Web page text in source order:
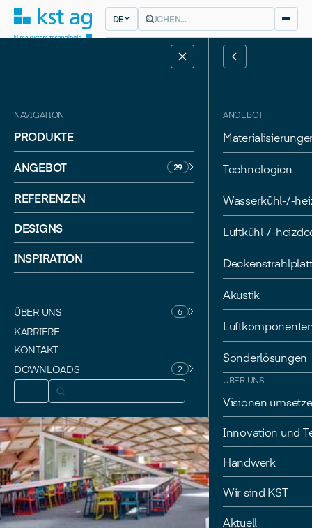
DE
NAVIGATION
PRODUKTE
ANGEBOT
29
REFERENZEN
DESIGNS
INSPIRATION
ÜBER UNS 6
KARRIERE
KONTAKT
DOWNLOADS
2
ANGEBOT
Technologien
Wasserkühl-/-
Luftkühl-/-
Akustik
Sonderlösungen
ÜBER UNS
Visionen
Innovation und
Handwerk
Wir sind KST
Aktuell
BIEL
Swatch Hauptsitz